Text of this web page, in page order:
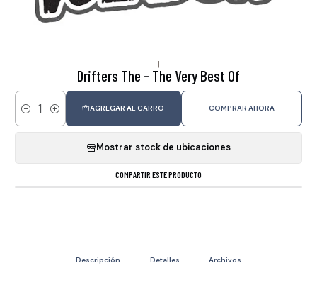
|
Drifters The - The Very Best Of
Cantidad
AGREGAR AL CARRO COMPRAR AHORA
Mostrar stock de ubicaciones
COMPARTIR ESTE PRODUCTO
Descripción Detalles Archivos